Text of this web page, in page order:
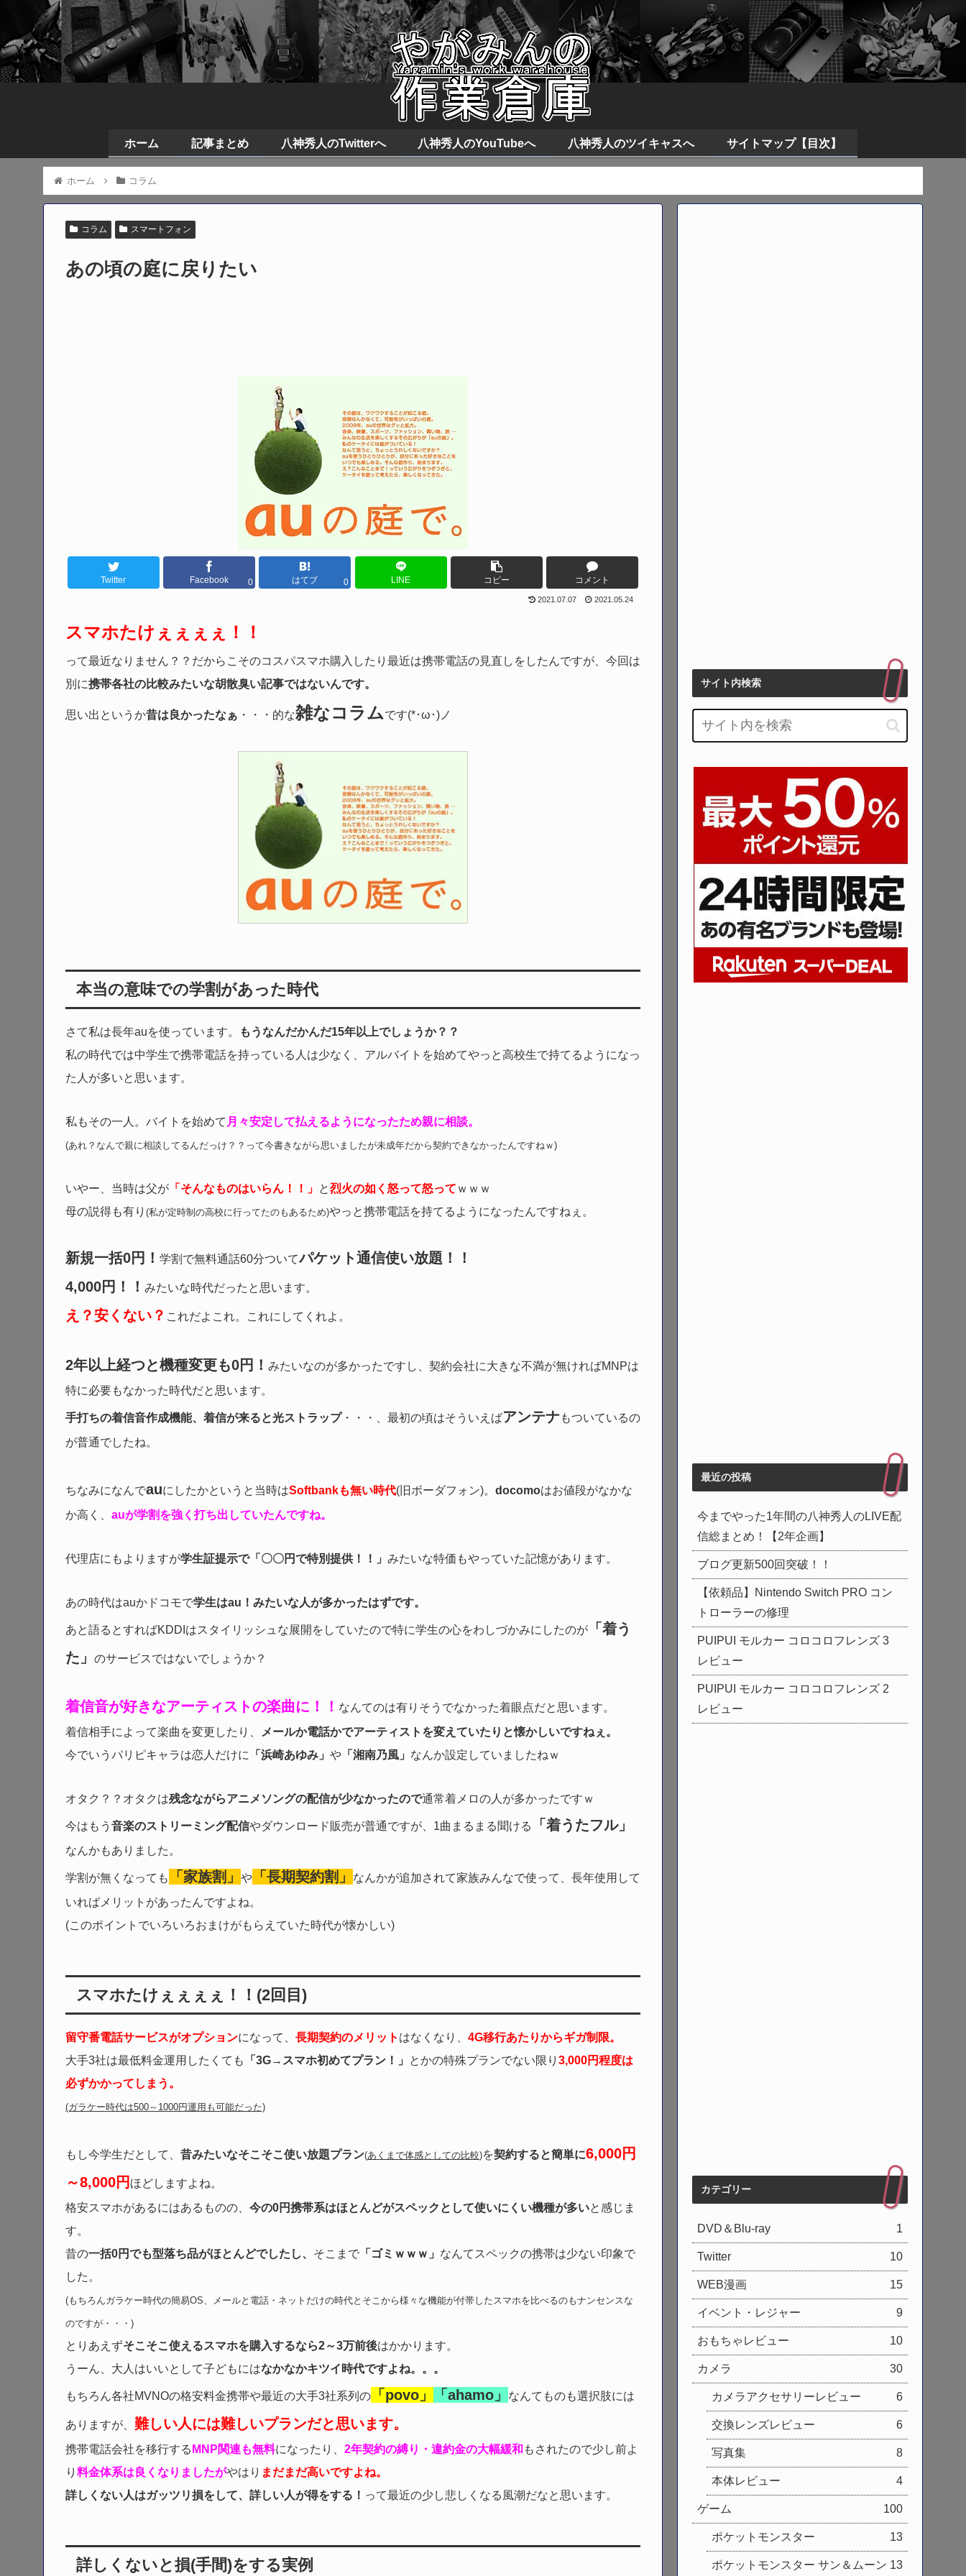
ホーム 記事まとめ 八神秀人のTwitterへ 八神秀人のYouTubeへ 八神秀人のツイキャスへ サイトマップ【目次】
ホーム コラム
コラム スマートフォン
あの頃の庭に戻りたい
Twitter Facebook 0 はてブ 0 LINE コピー コメント
2021.07.07 2021.05.24
スマホたけぇぇぇぇ！！
って最近なりません？？だからこそのコスパスマホ購入したり最近は携帯電話の見直しをしたんですが、今回は
別に携帯各社の比較みたいな胡散臭い記事ではないんです。
思い出というか昔は良かったなぁ ・・・的な雑なコラムです(*･ω･)ノ
本当の意味での学割があった時代
さて私は長年auを使っています。
もうなんだかんだ15年以上でしょうか？？
私の時代では中学生で携帯電話を持っている人は少なく、アルバイトを始めてやっと高校生で持てるようになっ
た人が多いと思います。
私もその一人。バイトを始めて 月々安定して払えるようになったため親に相談。
(あれ？なんで親に相談してるんだっけ？？って今書きながら思いましたが未成年だから契約できなかったんですねｗ)
いやー、当時は父が 「そんなものはいらん！！」 と烈火の如く怒って怒って ｗｗｗ
母の説得も有り (私が定時制の高校に行ってたのもあるため)やっと携帯電話を持てるようになったんですねぇ。
新規一括0円！ 学割で無料通話60分ついてパケット通信使い放題！！
4,000円！！ みたいな時代だったと思います。
え？安くない？ これだよこれ。これにしてくれよ。
2年以上経つと機種変更も0円！ みたいなのが多かったですし、契約会社に大きな不満が無ければMNPは
特に必要もなかった時代だと思います。
手打ちの着信音作成機能、着信が来ると光ストラップ・・・、最初の頃はそういえばアンテナ もついているの
が普通でしたね。
ちなみになんでauにしたかというと当時はSoftbankも無い時代(旧ボーダフォン)。 docomoはお値段がなかな
か高く、 auが学割を強く打ち出していたんですね。
代理店にもよりますが学生証提示で「〇〇円で特別提供！！」 みたいな特価もやっていた記憶があります。
あの時代はauかドコモで学生はau！みたいな人が多かったはずです。
あと語るとすればKDDIはスタイリッシュな展開をしていたので特に学生の心をわしづかみにしたのが
「着う
た」
のサービスではないでしょうか？
着信音が好きなアーティストの楽曲に！！ なんてのは有りそうでなかった着眼点だと思います。
着信相手によって楽曲を変更したり、 メールか電話かでアーティストを変えていたりと懐かしいですねぇ。
今でいうパリピキャラは恋人だけに 「浜崎あゆみ」 や 「湘南乃風」 なんか設定していましたねｗ
オタク？？オタクは残念ながらアニメソングの配信が少なかったので通常着メロの人が多かったですｗ
今はもう 音楽のストリーミング配信やダウンロード販売が普通ですが、1曲まるまる聞ける 「着うたフル」
なんかもありました。
学割が無くなっても 「家族割」 や 「長期契約割」
なんかが追加されて家族みんなで使って、長年使用して
いればメリットがあったんですよね。
(このポイントでいろいろおまけがもらえていた時代が懐かしい)
スマホたけぇぇぇぇ！！(2回目)
留守番電話サービスがオプションになって、 長期契約のメリット はなくなり、 4G移行あたりからギガ制限。
大手3社は最低料金運用したくても
「3G→スマホ初めてプラン！」 とかの特殊プランでない限り 3,000円程度は
必ずかかってしまう。
(ガラケー時代は500～1000円運用も可能だった)
もし今学生だとして、 昔みたいなそこそこ使い放題プラン(あくまで体感としての比較)を契約すると簡単に6,000円
～8,000円 ほどしますよね。
格安スマホがあるにはあるものの、 今の0円携帯系はほとんどがスペックとして使いにくい機種が多いと感じま
す。
昔の一括0円でも型落ち品がほとんどでしたし、 そこまで 「ゴミｗｗｗ」 なんてスペックの携帯は少ない印象で
した。
(もちろんガラケー時代の簡易OS、メールと電話・ネットだけの時代とそこから様々な機能が付帯したスマホを比べるのもナンセンスな
のですが・・・)
とりあえずそこそこ使えるスマホを購入するなら2～3万前後はかかります。
うーん、大人はいいとして子どもにはなかなかキツイ時代ですよね。。。
もちろん各社MVNOの格安料金携帯や最近の大手3社系列の 「povo」 「ahamo」 なんてものも選択肢には
ありますが、 難しい人には難しいプランだと思います。
携帯電話会社を移行する MNP関連も無料になったり、 2年契約の縛り・違約金の大幅緩和 もされたので少し前よ
り 料金体系は良くなりましたがやはり まだまだ高いですよね。
詳しくない人はガッツリ損をして、詳しい人が得をする！ って最近の少し悲しくなる風潮だなと思います。
詳しくないと損(手間)をする実例
サイト内検索
最近の投稿
今までやった1年間の八神秀人のLIVE配
信総まとめ！【2年企画】
ブログ更新500回突破！！
【依頼品】Nintendo Switch PRO コン
トローラーの修理
PUIPUI モルカー コロコロフレンズ 3
レビュー
PUIPUI モルカー コロコロフレンズ 2
レビュー
カテゴリー
DVD＆Blu-ray 1
Twitter 10
WEB漫画 15
イベント・レジャー 9
おもちゃレビュー 10
カメラ 30
カメラアクセサリーレビュー 6
交換レンズレビュー 6
写真集 8
本体レビュー 4
ゲーム 100
ポケットモンスター 13
ポケットモンスター サン＆ムーン 13